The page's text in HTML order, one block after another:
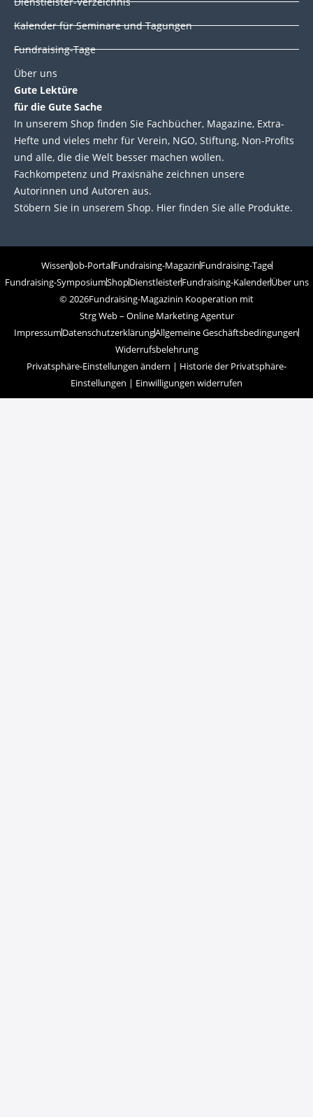
Kalender für Seminare und Tagungen
Fundraising-Tage
Über uns
Gute Lektüre
für die Gute Sache
In unserem Shop finden Sie Fachbücher, Magazine, Extra-
Hefte und vieles mehr für Verein, NGO, Stiftung, Non-Profits
und alle, die die Welt besser machen wollen.
Fachkompetenz und Praxisnähe zeichnen unsere
Autorinnen und Autoren aus.
Stöbern Sie in unserem Shop. Hier finden Sie alle Produkte.
WissenJob-PortalFundraising-MagazinFundraising-Tage
Fundraising-SymposiumShopDienstleisterFundraising-KalenderÜber uns
© 2026Fundraising-Magazinin Kooperation mit
Strg Web – Online Marketing Agentur
ImpressumDatenschutzerklärungAllgemeine Geschäftsbedingungen
Widerrufsbelehrung
Privatsphäre-Einstellungen ändern | Historie der Privatsphäre-
Einstellungen | Einwilligungen widerrufen